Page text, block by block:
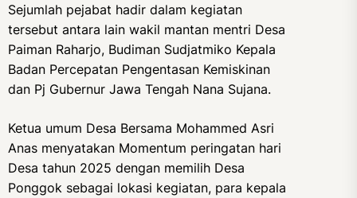
Sejumlah pejabat hadir dalam kegiatan
tersebut antara lain wakil mantan mentri Desa
Paiman Raharjo, Budiman Sudjatmiko Kepala
Badan Percepatan Pengentasan Kemiskinan
dan Pj Gubernur Jawa Tengah Nana Sujana.
Ketua umum Desa Bersama Mohammed Asri
Anas menyatakan Momentum peringatan hari
Desa tahun 2025 dengan memilih Desa
Ponggok sebagai lokasi kegiatan, para kepala